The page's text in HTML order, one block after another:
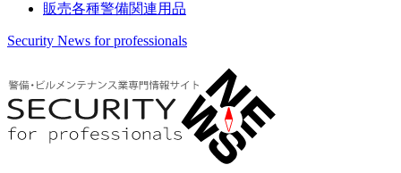
販売各種警備関連用品
Security News for professionals